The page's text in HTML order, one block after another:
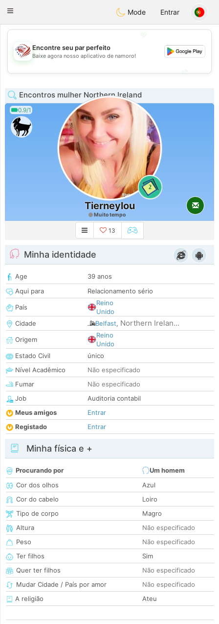
Dating
Toggle
Mode Entrar
💖
💕
Encontre seu par perfeito
Baixe agora nosso aplicativo de namoro!
Encontros mulher Northern Ireland
0.9/1
2
Tierneylou
Muito tempo
13
Minha identidade
Age
39 anos
Aqui para
Relacionamento sério
País
Reino
Unido
Cidade
Belfast, Northern Irelan...
Origem
Reino
Unido
Estado Civil
único
Nível Acadêmico
Não especificado
Fumar
Não especificado
Job
Auditoria contabil
Meus amigos
Entrar
Registado
Entrar
Minha física e +
Procurando por
Um homem
Cor dos olhos
Azul
Cor do cabelo
Loiro
Tipo de corpo
Magro
Altura
Não especificado
Peso
Não especificado
Ter filhos
Sim
Quer ter filhos
Não especificado
Mudar Cidade / País por amor
Não especificado
A religião
Ateu